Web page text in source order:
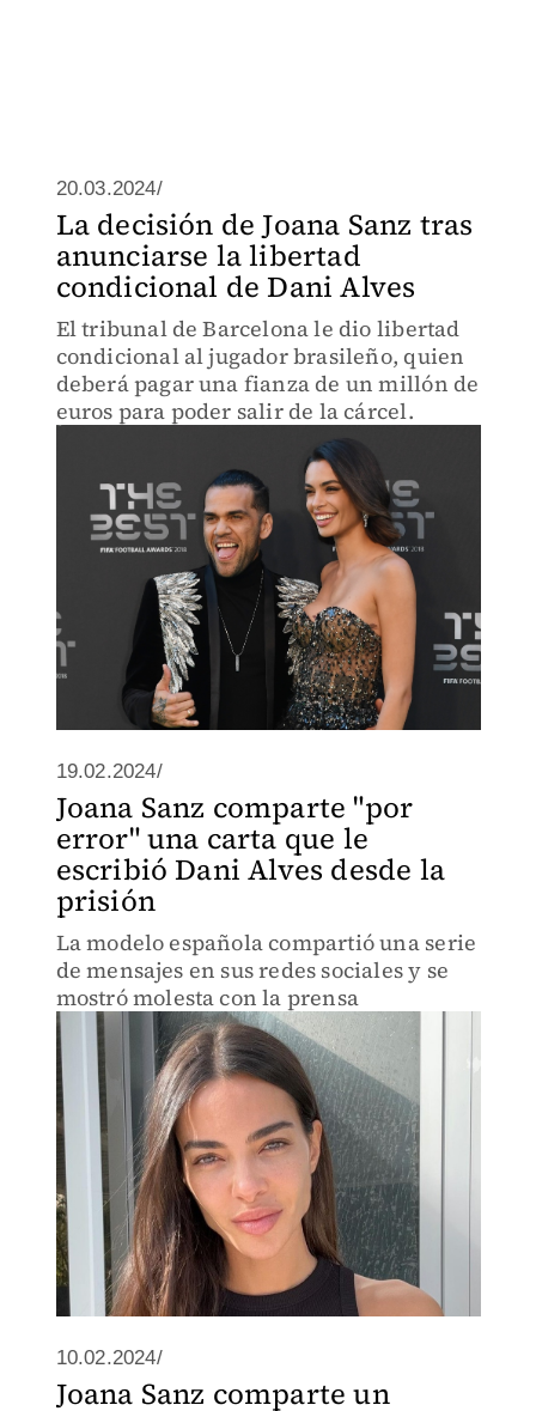
20.03.2024/
La decisión de Joana Sanz tras
anunciarse la libertad
condicional de Dani Alves
El tribunal de Barcelona le dio libertad
condicional al jugador brasileño, quien
deberá pagar una fianza de un millón de
euros para poder salir de la cárcel.
19.02.2024/
Joana Sanz comparte "por
error" una carta que le
escribió Dani Alves desde la
prisión
La modelo española compartió una serie
de mensajes en sus redes sociales y se
mostró molesta con la prensa
10.02.2024/
Joana Sanz comparte un